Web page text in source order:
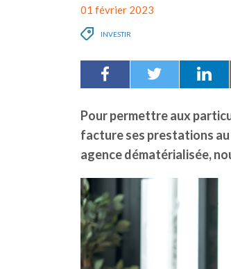
01 février 2023
INVESTIR
Pour permettre aux
facture ses prestations
agence dématérialisée,